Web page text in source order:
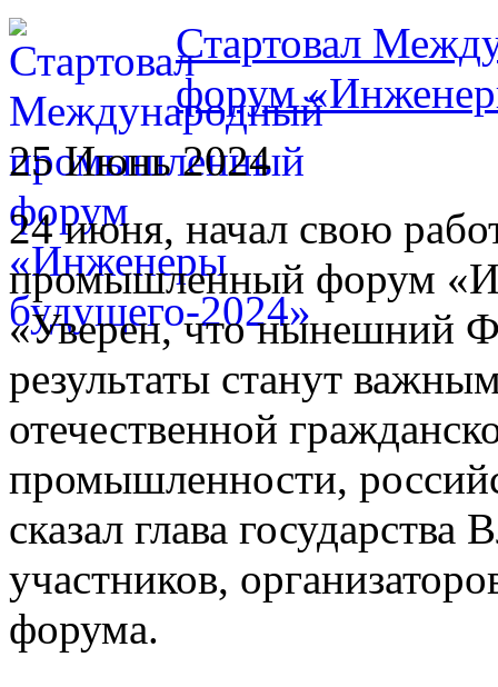
Стартовал
форум
25 Июнь 2024
24 июня, начал свою
промышленный форум
«Уверен, что нынешний
результаты станут
отечественной
промышленности,
сказал глава
участников,
форума.